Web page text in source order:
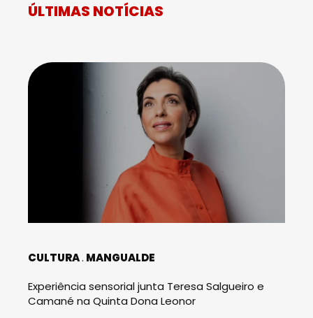
ÚLTIMAS NOTÍCIAS
CULTURA MANGUALDE
Experiência sensorial junta Teresa Salgueiro e
Camané na Quinta Dona Leonor